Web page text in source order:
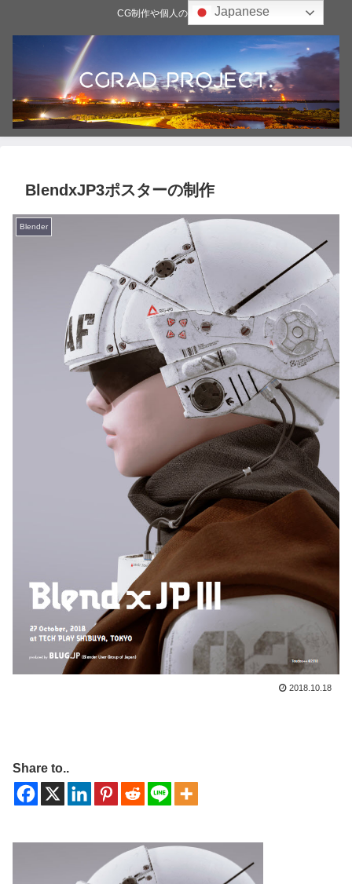
CG制作や個人の雑記ブログ
BlendxJP3ポスターの制作
Blender
2018.10.18
Share to..
Japanese